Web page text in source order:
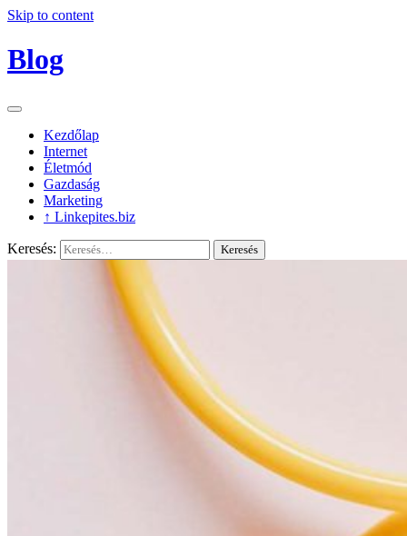
Skip to content
Blog
Kezdőlap
Internet
Életmód
Gazdaság
Marketing
↑ Linkepites.biz
Keresés: